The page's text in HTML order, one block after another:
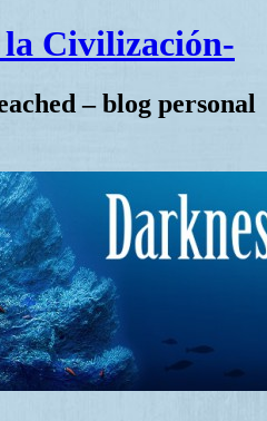
Civilización-
– blog personal